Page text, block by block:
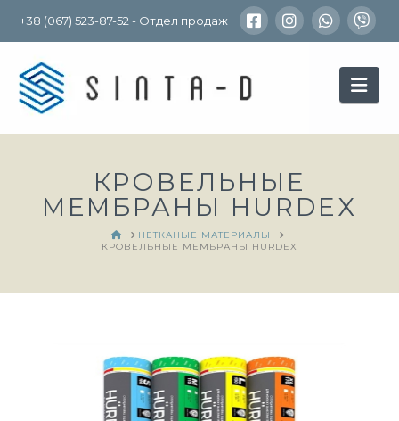
+38 (067) 523-87-52 - Отдел продаж
КРОВЕЛЬНЫЕ
МЕМБРАНЫ HURDEX
HOME
НЕТКАНЫЕ МАТЕРИАЛЫ
КРОВЕЛЬНЫЕ МЕМБРАНЫ HURDEX